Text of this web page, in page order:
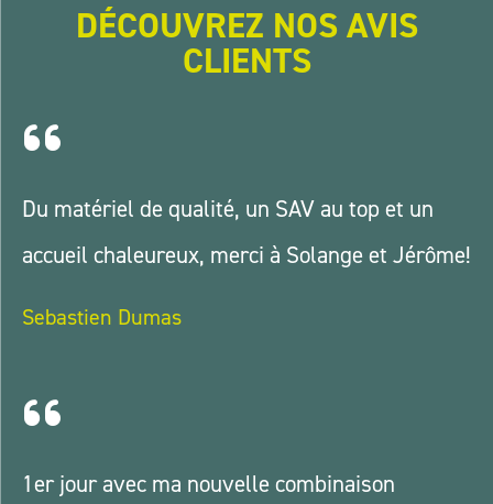
DÉCOUVREZ NOS AVIS
CLIENTS
Du matériel de qualité, un SAV au top et un
accueil chaleureux, merci à Solange et Jérôme!
Sebastien Dumas
1er jour avec ma nouvelle combinaison